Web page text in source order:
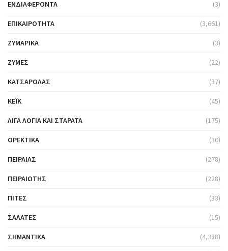
ΕΝΔΙΑΦΈΡΟΝΤΑ (3)
ΕΠΙΚΑΙΡΌΤΗΤΑ (3,661)
ΖΥΜΑΡΙΚΆ (3)
ΖΎΜΕΣ (22)
ΚΑΤΣΑΡΌΛΑΣ (37)
ΚΈΙΚ (45)
ΛΊΓΑ ΛΌΓΙΑ ΚΑΙ ΣΤΑΡΆΤΑ (175)
ΟΡΕΚΤΙΚΆ (30)
ΠΕΙΡΑΙΆΣ (278)
ΠΕΙΡΑΙΏΤΗΣ (228)
ΠΊΤΕΣ (33)
ΣΑΛΆΤΕΣ (15)
ΣΗΜΑΝΤΙΚΆ (4,388)